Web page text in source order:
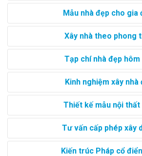
Mẫu nhà đẹp cho gia
Xây nhà theo phong
Tạp chí nhà đẹp hôm
Kinh nghiệm xây nhà
Thiết kế mẫu nội thất
Tư vấn cấp phép xây
Kiến trúc Pháp cổ